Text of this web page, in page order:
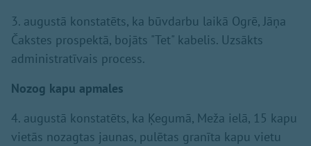
3. augustā konstatēts, ka būvdarbu laikā Ogrē, Jāņa
Čakstes prospektā, bojāts "Tet" kabelis. Uzsākts
administratīvais process.
Nozog kapu apmales
4. augustā konstatēts, ka Ķegumā, Meža ielā, 15 kapu
vietās nozagtas jaunas, pulētas granīta kapu vietu